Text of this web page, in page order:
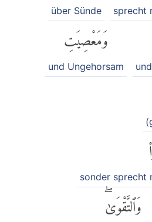
sprecht
über Sünde
وَمَعْصِيَتِ
und Ungehorsam
sonder sprecht
وَٱلتَّقْوَىٰۖ